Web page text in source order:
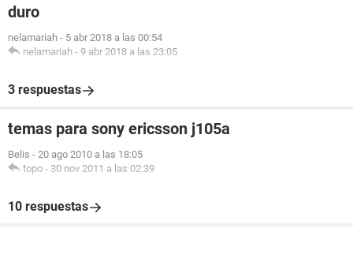
duro
nelamariah - 5 abr 2018 a las 00:54
nelamariah - 9 abr 2018 a las 23:05
3 respuestas
temas para sony ericsson j105a
Belis - 20 ago 2010 a las 18:05
topo - 30 nov 2011 a las 02:39
10 respuestas